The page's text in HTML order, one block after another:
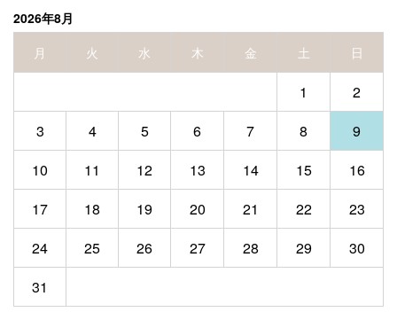
2026年8月
月
火 水 木 金 土 日
1
2
3
4 5 6 7 8
9
10
11 12 13 14 15
16
17
18 19 20 21 22
23
24
25 26 27 28 29
30
31